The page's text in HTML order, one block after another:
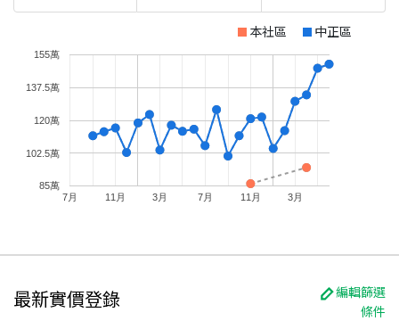
本社區 中正區
7月 11月 3月 7月 11月 3月
85萬
102.5萬
120萬
137.5萬
155萬
最新實價登錄
編輯篩選
條件